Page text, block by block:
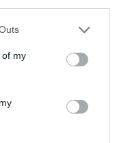
one or more Google
You may click to
its third-party tags to
in below Google
of my